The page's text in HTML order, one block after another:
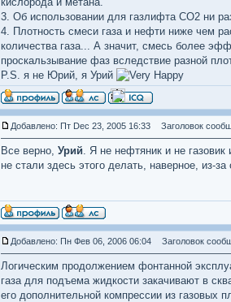
3. Об использовании для газлифта CO2 ни
4. Плотность смеси газа и нефти ниже чем
количества газа... А значит, смесь более
проскальзывание фаз вследствие разной
P.S. я не Юрий, я Урий
Добавлено: Пт Dec 23, 2005 16:33 Заголовок
Все верно, Урий. Я не нефтяник и не газовик
не стали здесь этого делать, наверное, из-
Добавлено: Пн Фев 06, 2006 06:04 Заголовок
Логическим продолжением фонтанной
газа для подъема жидкости закачивают в
его дополнительной компрессии из газовых